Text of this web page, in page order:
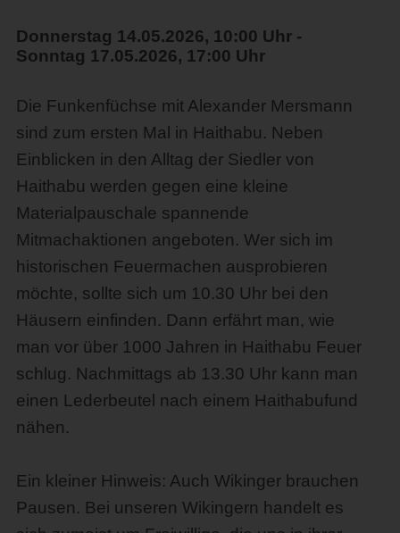
Donnerstag 14.05.2026, 10:00 Uhr -
Sonntag 17.05.2026, 17:00 Uhr
Die Funkenfüchse mit Alexander Mersmann
sind zum ersten Mal in Haithabu. Neben
Einblicken in den Alltag der Siedler von
Haithabu werden gegen eine kleine
Materialpauschale spannende
Mitmachaktionen angeboten. Wer sich im
historischen Feuermachen ausprobieren
möchte, sollte sich um 10.30 Uhr bei den
Häusern einfinden. Dann erfährt man, wie
man vor über 1000 Jahren in Haithabu Feuer
schlug. Nachmittags ab 13.30 Uhr kann man
einen Lederbeutel nach einem Haithabufund
nähen.
Ein kleiner Hinweis: Auch Wikinger brauchen
Pausen. Bei unseren Wikingern handelt es